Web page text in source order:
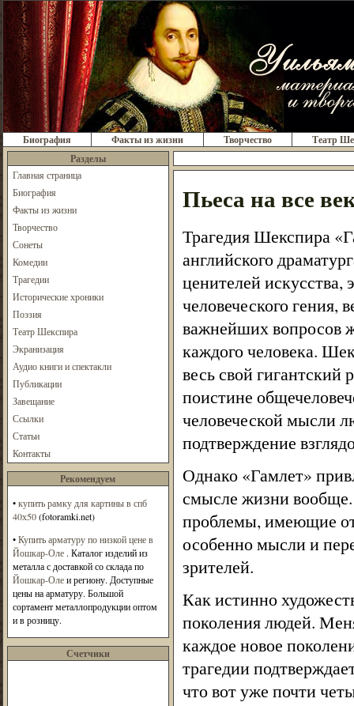
Биография Факты из жизни Творчество
Театр
Разделы
Главная страница
Биография
Факты из жизни
Творчество
Сонеты
Комедии
Трагедии
Исторические хроники
Поэзия
Театр Шекспира
Экранизация
Аудио книги и спектакли
Публикации
Завещание
Ссылки
Статьи
Контакты
Рекомендуем
•купить рамку для картины в спб
40х50(fotoramki.net)
•Купить арматуру по низкой цене в
Йошкар-Оле. Каталог изделий из
металла с доставкой со склада по
Йошкар-Олеи региону. Доступные
цены на арматуру. Большой
сортамент металлопродукции оптом
и в розницу.
Счетчики
Пьеса на все
Трагедия Шекспира
английского
ценителей
человеческого гения,
важнейших вопросов
каждого человека.
весь свой
поистине
человеческой мысли
подтверждение
Однако «Гамлет»
смысле жизни
проблемы, имеющие
особенно мысли и
зрителей.
Как истинно
поколения людей.
каждое новое
трагедии
что вот уже почти